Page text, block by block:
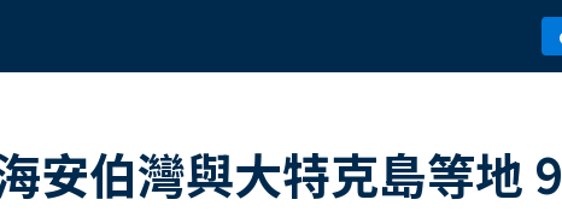
安伯灣與大特克島等地